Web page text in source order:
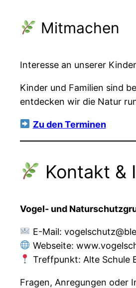
Mitmachen
Interesse an unserer
Kinder und Familien sind
entdecken wir die Natur
Zu den Terminen
Kontakt &
Vogel- und
E-Mail:
Webseite:
Treffpunkt: Alte Schule
Fragen, Anregungen oder